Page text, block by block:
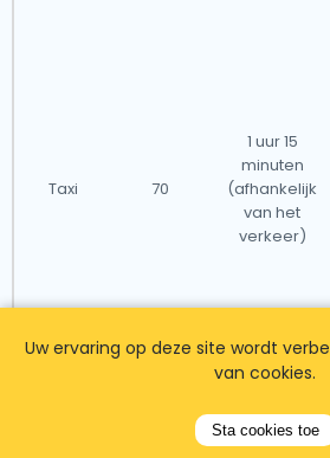
Taxi 70
1 uur 15
minuten
(afhankelijk
van het
verkeer)
- Overweeg het vooraf boeken
Uw ervaring op deze site wordt
van cookies.
Sta cookies toe